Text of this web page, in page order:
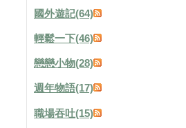
國外遊記(64)
輕鬆一下(46)
戀戀小物(28)
週年物語(17)
職場吞吐(15)